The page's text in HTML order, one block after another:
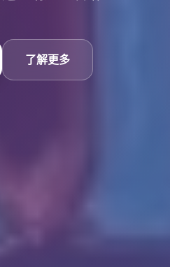
了解更多